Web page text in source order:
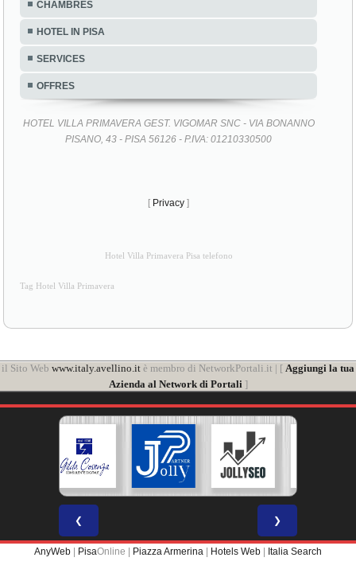
CHAMBRES
HOTEL IN PISA
SERVICES
OFFRES
HOTEL VILLA PRIMAVERA GEST. VIGOMAR SNC - VIA BONANNO
PISANO, 43 - PISA 56126 - P.IVA: 01210330500
[ Privacy ]
Hotel Villa Primavera Pisa telefono
Tag Hotel Villa Primavera
il Sito Web www.italy.avellino.it è membro di NetworkPortali.it | [ Aggiungi la tua
Azienda al Network di Portali ]
❮ ❯
AnyWeb | PisaOnline | Piazza Armerina | Hotels Web | Italia Search